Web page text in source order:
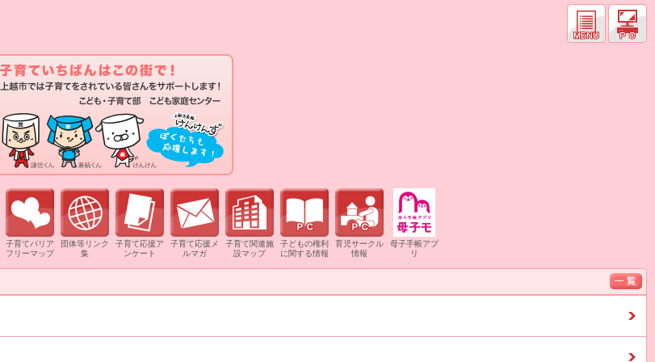
子育てバリア
フリーマップ
団体等リンク
集
子育て応援ア
ンケート
子育て応援メ
ルマガ
子育て関連施
設マップ
子どもの権利
に関する情報
育児サークル
情報
母子手帳アプ
リ